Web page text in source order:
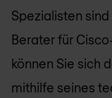
Spezialisten
Berater für
können Sie sich
mithilfe seines